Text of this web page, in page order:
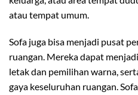
atau tempat umum.
Sofa juga bisa menjadi pusat
ruangan. Mereka dapat
letak dan pemilihan warna,
gaya keseluruhan ruangan.